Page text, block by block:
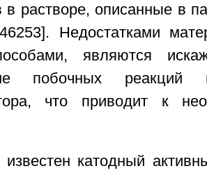
в растворе, описанные в
Недостатками
являются
побочных реакций
что приводит к
известен катодный